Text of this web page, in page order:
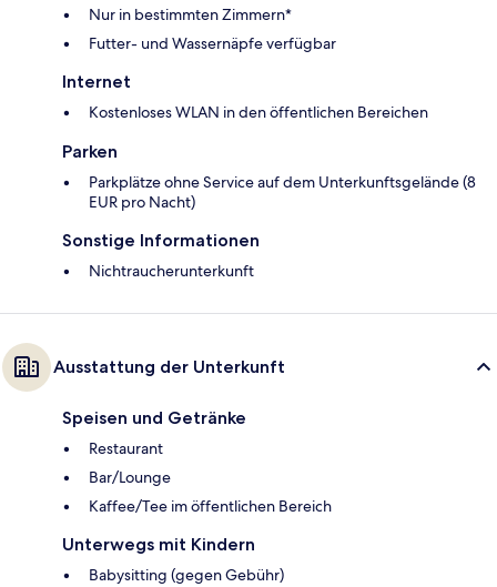
Nur in bestimmten Zimmern*
Futter- und Wassernäpfe verfügbar
Internet
Kostenloses WLAN in den öffentlichen Bereichen
Parken
Parkplätze ohne Service auf dem Unterkunftsgelände (8
EUR pro Nacht)
Sonstige Informationen
Nichtraucherunterkunft
Ausstattung der Unterkunft
Speisen und Getränke
Restaurant
Bar/Lounge
Kaffee/Tee im öffentlichen Bereich
Unterwegs mit Kindern
Babysitting (gegen Gebühr)